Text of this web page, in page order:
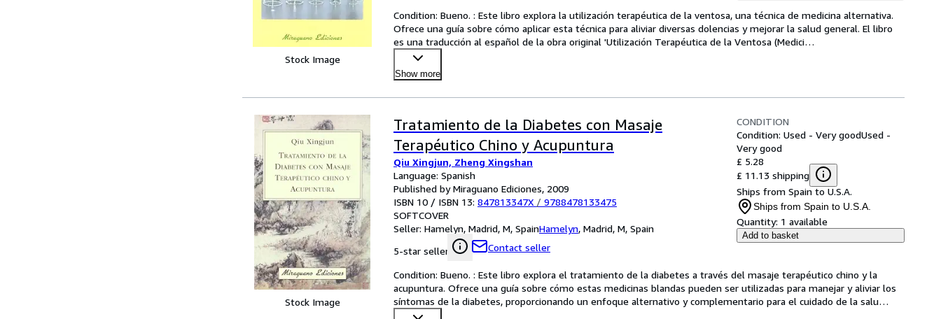
Stock Image
Condition: Bueno. : Este libro explora la utilización terapéutica de la ventosa, una técnica de medicina alternativa.
Ofrece una guía sobre cómo aplicar esta técnica para aliviar diversas dolencias y mejorar la salud general. El libro
es una traducción al español de la obra original 'Utilización Terapéutica de la Ventosa (Medici…
Show more
Stock Image
Tratamiento de la Diabetes con Masaje
Terapéutico Chino y Acupuntura
Qiu Xingjun, Zheng Xingshan
Language: Spanish
Published by Miraguano Ediciones, 2009
ISBN 10 / ISBN 13: 847813347X / 9788478133475
SOFTCOVER
Seller: Hamelyn, Madrid, M, SpainHamelyn, Madrid, M, Spain
5-star seller
Contact seller
CONDITION
Condition: Used - Very goodUsed -
Very good
£ 5.28
£ 11.13 shipping
Ships from Spain to U.S.A.
Ships from Spain to U.S.A.
Quantity: 1 available
Add to basket
Condition: Bueno. : Este libro explora el tratamiento de la diabetes a través del masaje terapéutico chino y la
acupuntura. Ofrece una guía sobre cómo estas medicinas blandas pueden ser utilizadas para manejar y aliviar los
síntomas de la diabetes, proporcionando un enfoque alternativo y complementario para el cuidado de la salu…